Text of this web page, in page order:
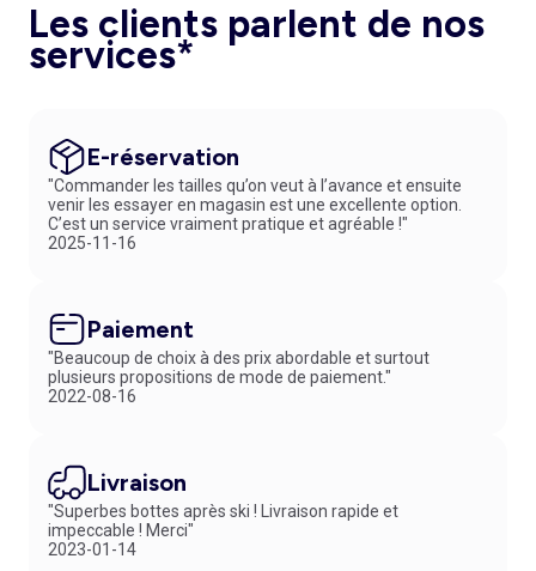
Les clients parlent de nos
services*
E-réservation
"Commander les tailles qu’on veut à l’avance et ensuite
venir les essayer en magasin est une excellente option.
C’est un service vraiment pratique et agréable !"
2025-11-16
Paiement
"Beaucoup de choix à des prix abordable et surtout
plusieurs propositions de mode de paiement."
2022-08-16
Livraison
"Superbes bottes après ski ! Livraison rapide et
impeccable ! Merci"
2023-01-14